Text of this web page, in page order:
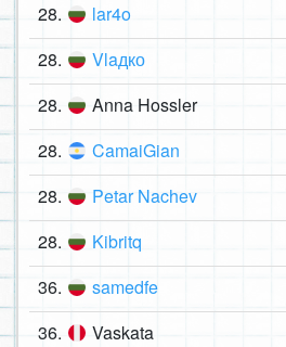
28. lar4o
28. Vlaдко
28. Anna Hossler
28. CamaiGian
28. Petar Nachev
28. Kibritq
36. samedfe
36. Vaskata